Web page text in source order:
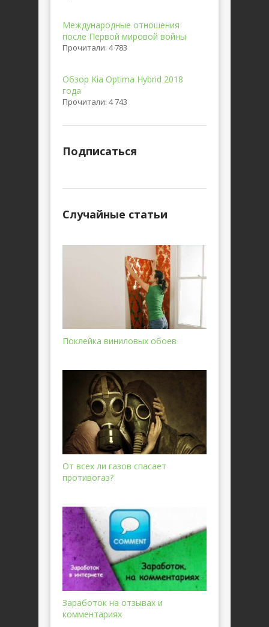
Международные отношения
после Первой мировой войны
Прочитали: 4 783
Обзор Kia Optima Hybrid 2018
года
Прочитали: 4 743
Подписаться
Случайные статьи
Поклейка виниловых обоев
От всех ли газов спасает
противогаз?
Заработок на отзывах и
комментариях